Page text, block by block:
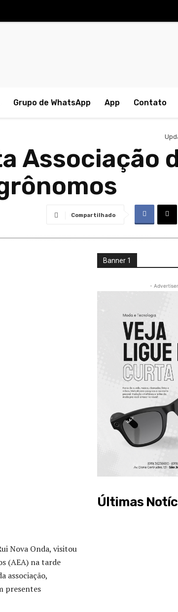
Grupo de WhatsApp App Contato
Associação
Compartilhado
Nova Onda, visitou
(AEA) na tarde
associação,
presentes
Banner 1
-
Últimas